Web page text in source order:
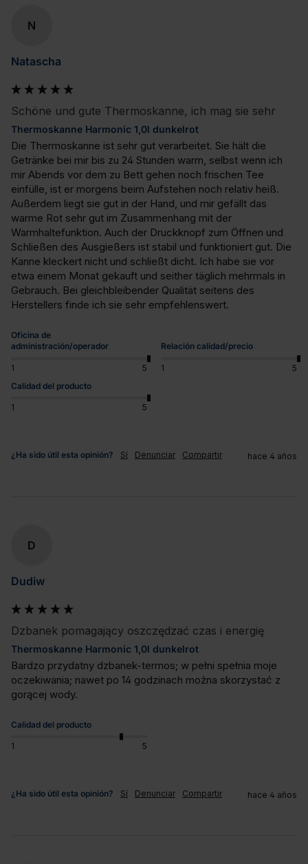
N
Natascha
Schöne und gute Thermoskanne, ich mag sie sehr
Thermoskanne Harmonic 1,0l dunkelrot
Die Thermoskanne ist sehr gut verarbeitet. Sie hält die
Getränke bei mir bis zu 24 Stunden warm, selbst wenn ich
mir Abends vor dem zu Bett gehen noch frischen Tee
einfülle, ist er morgens beim Aufstehen noch relativ heiß.
Außerdem liegt sie gut in der Hand, und mir gefällt das
warme Rot sehr gut im Zusammenhang mit der
Warmhaltefunktion. Auch der Druckknopf zum Öffnen und
Schließen des Ausgießers ist stabil und funktioniert gut. Die
Kanne kleckert nicht und schließt dicht. Ich habe sie vor
etwa einem Monat gekauft und seither täglich mehrmals in
Gebrauch. Bei gleichbleibender Qualität seitens des
Herstellers finde ich sie sehr empfehlenswert.
Oficina de
administración/operador
1 5
Relación calidad/precio
1
5
Calidad del producto
1 5
¿Ha sido útil esta opinión? Sí Denunciar Compartir hace 4 años
D
Dudiw
Dzbanek pomagający oszczędzać czas i energię
Thermoskanne Harmonic 1,0l dunkelrot
Bardzo przydatny dzbanek-termos; w pełni spełnia moje
oczekiwania; nawet po 14 godzinach można skorzystać z
gorącej wody.
Calidad del producto
1 5
¿Ha sido útil esta opinión? Sí Denunciar Compartir hace 4 años